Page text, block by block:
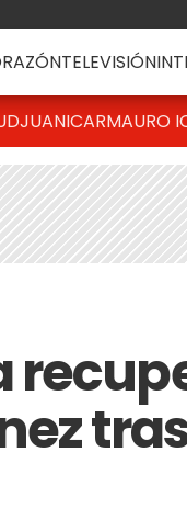
TELEVISIÓN
JUANICARMAURO